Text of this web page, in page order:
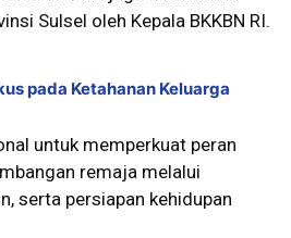
Sulsel oleh Kepala BKKBN RI.
pada Ketahanan Keluarga
untuk memperkuat peran
remaja melalui
serta persiapan kehidupan